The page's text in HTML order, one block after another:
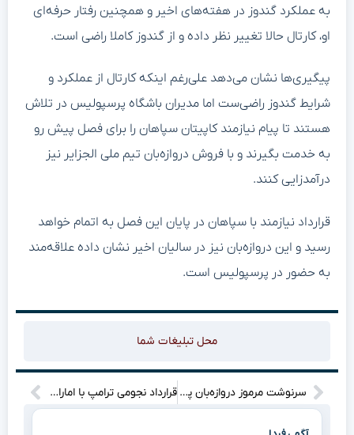
به عملکرد گندوز در هفته‌های اخیر و همچنین رفتار حرفه‌ای
او، کارتال حالا تغییر نظر داده و از گندوز کاملا راضی‌ است.
پیگیری‌ها نشان می‌دهد علی‌رغم اینکه کارتال از عملکرد و
شرایط گندوز راضی‌ست اما مدیران باشگاه پرسپولیس در تلاش
هستند تا پیام نیازمند کاپیتان سپاهان را برای فصل پیش رو
به خدمت بگیرند و با فروش دروازه‌بان تیم ملی الجزایر نیز
درآمدزایی کنند.
قرارداد نیازمند با سپاهان در پایان این فصل به اتمام خواهد
رسید و این دروازه‌بان نیز در سالیان اخیر نشان داده علاقه‌مند
به حضور در پرسپولیس است.
محل تبلیغات شما
سرنوشت مرموز دروازه‌بان پرسپولیس؛ آیا گندوز جدا می‌شود یا در تیم می‌ماند؟ قرارداد نجومی ترامپ با امارات: فروش تسلیحات ۱.۴۵ میلیارد دلاری که دنیا را تکان می‌دهد